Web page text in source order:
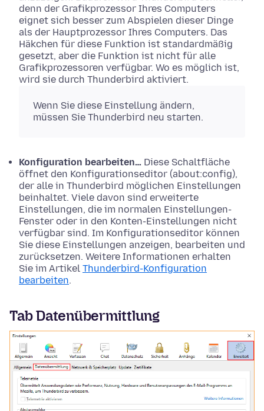
denn der Grafikprozessor Ihres Computers
eignet sich besser zum Abspielen dieser Dinge
als der Hauptprozessor Ihres Computers. Das
Häkchen für diese Funktion ist standardmäßig
gesetzt, aber die Funktion ist nicht für alle
Grafikprozessoren verfügbar. Wo es möglich ist,
wird sie durch Thunderbird aktiviert.
Wenn Sie diese Einstellung ändern,
müssen Sie Thunderbird neu starten.
Konfiguration bearbeiten… Diese Schaltfläche
öffnet den Konfigurationseditor (about:config),
der alle in Thunderbird möglichen Einstellungen
beinhaltet. Viele davon sind erweiterte
Einstellungen, die im normalen Einstellungen-
Fenster oder in den Konten-Einstellungen nicht
verfügbar sind. Im Konfigurationseditor können
Sie diese Einstellungen anzeigen, bearbeiten und
zurücksetzen. Weitere Informationen erhalten
Sie im Artikel Thunderbird-Konfiguration
bearbeiten.
Tab Datenübermittlung